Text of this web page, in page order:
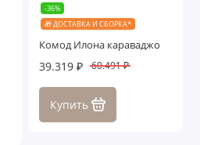
-36%
🎁 ДОСТАВКА И СБОРКА*
Комод Илона караваджо
39.319 ₽ 60.491 ₽
Купить